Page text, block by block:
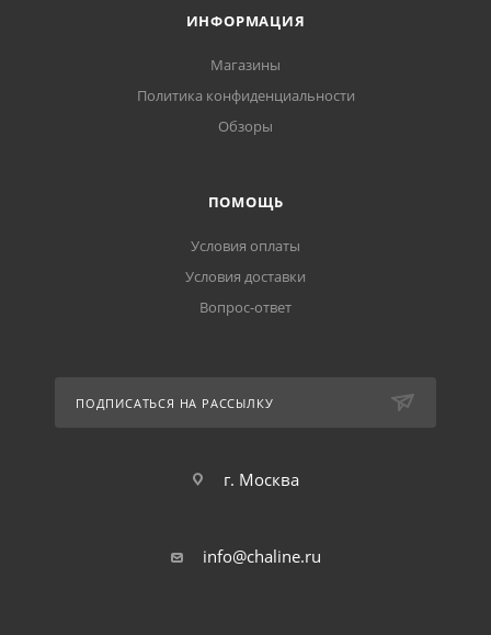
ИНФОРМАЦИЯ
Магазины
Политика конфиденциальности
Обзоры
ПОМОЩЬ
Условия оплаты
Условия доставки
Вопрос-ответ
ПОДПИСАТЬСЯ НА РАССЫЛКУ
г. Москва
info@chaline.ru